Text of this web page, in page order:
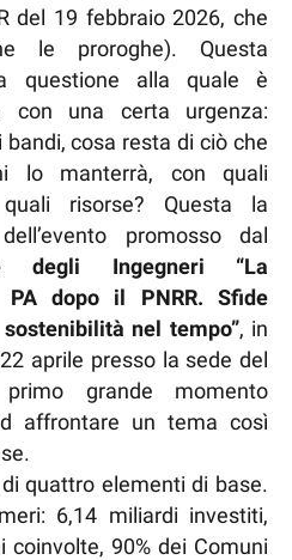
del 19 febbraio 2026, che
le proroghe). Questa
questione alla quale è
con una certa urgenza:
cosa resta di ciò che
lo manterrà, con quali
risorse? Questa la
promosso dal
degli Ingegneri “La
PA dopo il PNRR. Sfide
nel tempo”, in
aprile presso la sede del
grande momento
affrontare un tema così
quattro elementi di base.
6,14 miliardi investiti,
coinvolte, 90% dei Comuni